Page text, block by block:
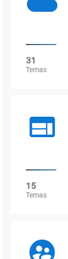
31
Temas
15
Temas